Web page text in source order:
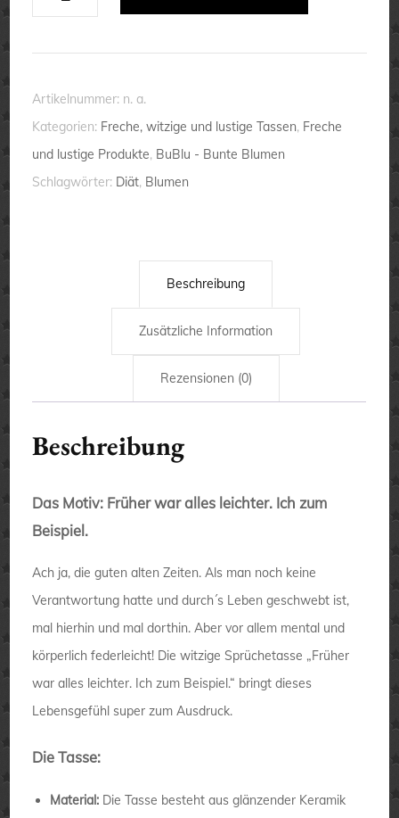
Ich
zum
Beispiel.
-
Artikelnummer: n. a.
Kategorien: Freche, witzige und lustige Tassen, Freche
und lustige Produkte, BuBlu - Bunte Blumen
Schlagwörter: Diät, Blumen
Beschreibung
Zusätzliche Information
Rezensionen (0)
Beschreibung
Das Motiv: Früher war alles leichter. Ich zum
Beispiel.
Ach ja, die guten alten Zeiten. Als man noch keine
Verantwortung hatte und durch´s Leben geschwebt ist,
mal hierhin und mal dorthin. Aber vor allem mental und
körperlich federleicht! Die witzige Sprüchetasse „Früher
war alles leichter. Ich zum Beispiel.“ bringt dieses
Lebensgefühl super zum Ausdruck.
Die Tasse:
Material: Die Tasse besteht aus glänzender Keramik